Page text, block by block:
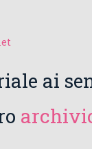
ai